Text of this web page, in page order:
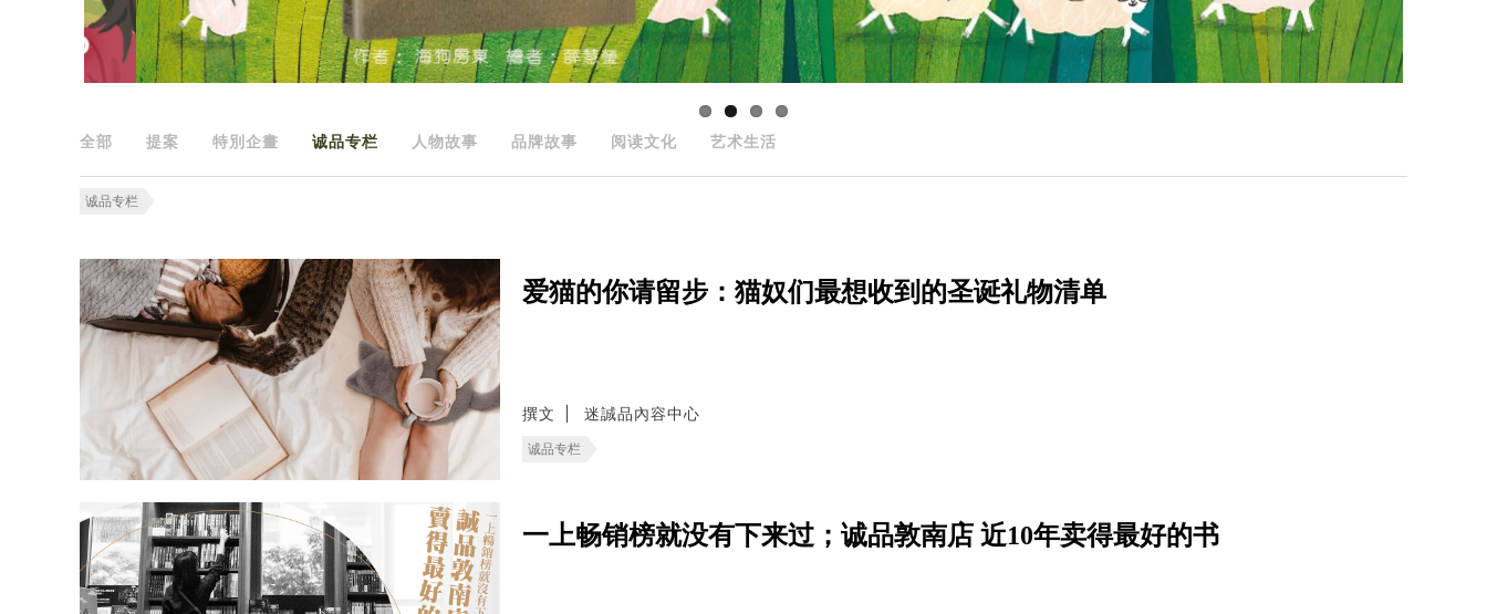
全部 提案 特別企畫 诚品专栏 人物故事 品牌故事 阅读文化 艺术生活
诚品专栏
爱猫的你请留步：猫奴们最想收到的圣诞礼物清单
撰文 迷誠品內容中心
诚品专栏
一上畅销榜就没有下来过；诚品敦南店 近10年卖得最好的书